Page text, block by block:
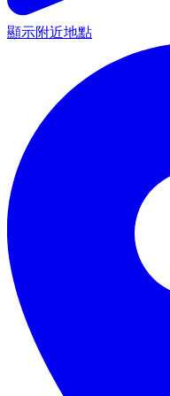
顯示附近地點